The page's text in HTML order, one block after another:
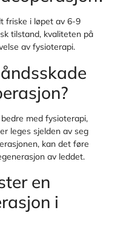
friske i løpet av 6-9
tilstand, kvaliteten på
av fysioterapi.
med fysioterapi,
leges sjelden av seg
kan det føre
av leddet.
en
i